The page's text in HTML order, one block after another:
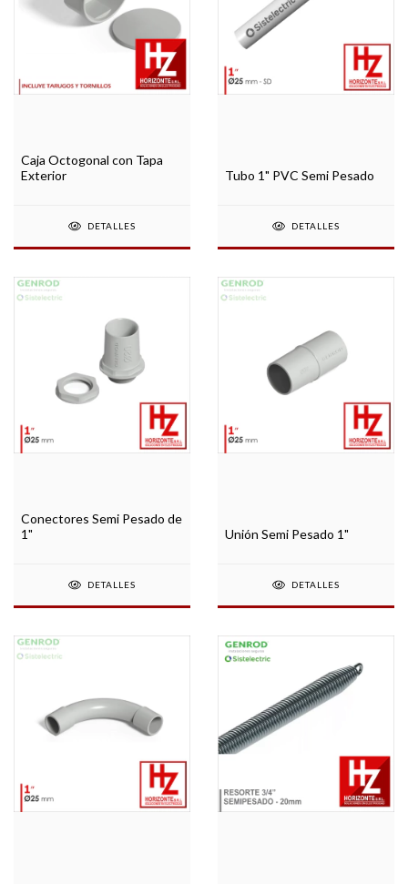
Caja Octogonal con Tapa
Exterior
DETALLES
Tubo 1" PVC Semi Pesado
DETALLES
Conectores Semi Pesado de
1"
DETALLES
Unión Semi Pesado 1"
DETALLES